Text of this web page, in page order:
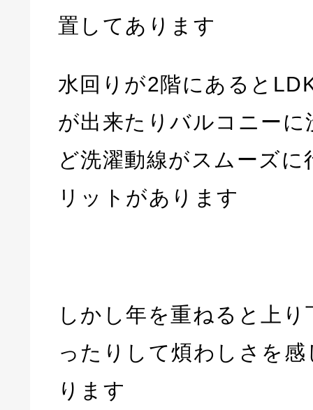
置してあります
水回りが2階にあると
が出来たりバルコニーに
ど洗濯動線がスムーズ
リットがあります
しかし年を重ねると上
ったりして煩わしさを
ります